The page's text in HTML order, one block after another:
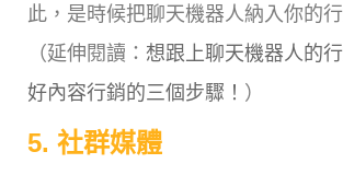
此，是時候把聊天機器人納入你的
（延伸閱讀： 想跟上聊天機器人的
好內容行銷的三個步驟！ ）
5. 社群媒體